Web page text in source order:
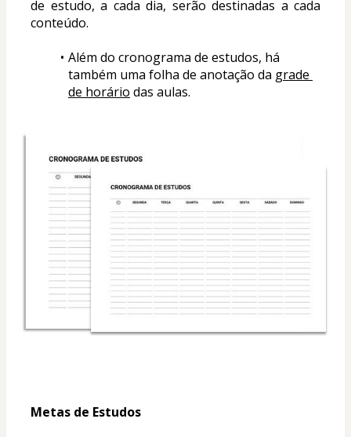
de estudo, a cada dia, serão destinadas a cada
conteúdo.
Além do cronograma de estudos, há
também uma folha de anotação da grade
de horário das aulas.
Metas de Estudos